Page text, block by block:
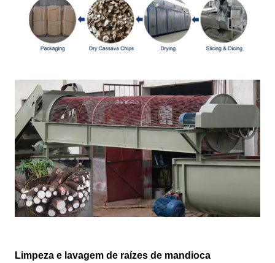
Limpeza e lavagem de raízes de mandioca